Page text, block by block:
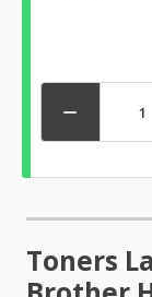

Toners